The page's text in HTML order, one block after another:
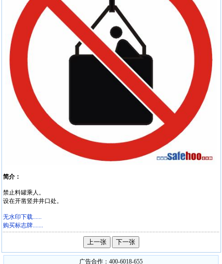
简介：
禁止料罐乘人。
设在开凿竖井井口处。
无水印下载......
购买标志牌.......
广告合作：400-6018-655